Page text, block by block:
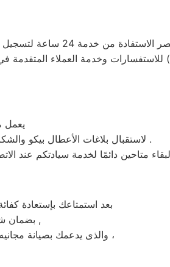
تتيح لك مراكز
هاتف خاص (01154008110) للاستفسارات وخدمة
يعمل مركز
، لاستقبال بلاغات الأعطال بيكو والشكاوى في قطور . من الساعة السابعة صباحاً حتى العاشرة مساءً بتوقيت قطور في منطقة قطور .
بعد استمتاعك بإستعادة
بضمان شامل فترة عام , الضمان الذى يدعمك بالثقة فى جودة خدمة المختص ,
والذى يدعمك بصيانة مجانيه من قبل المختص خلال فترة الضمان مع زيارة بعد فترة للتأكد من سلامه وكفائة الجهاز ،